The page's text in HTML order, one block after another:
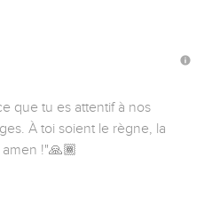
que tu es attentif à nos
À toi soient le règne, la
!"🙏🏾